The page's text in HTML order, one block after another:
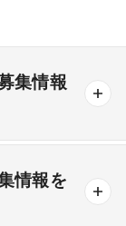
集情報
循環器内科
情報を